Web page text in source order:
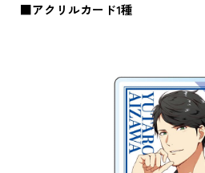
■アクリルカード1種